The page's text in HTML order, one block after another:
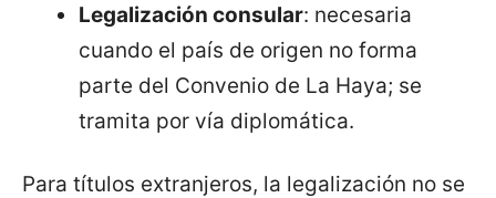
Legalización consular: necesaria
cuando el país de origen no forma
parte del Convenio de La Haya; se
tramita por vía diplomática.
Para títulos extranjeros, la legalización no se